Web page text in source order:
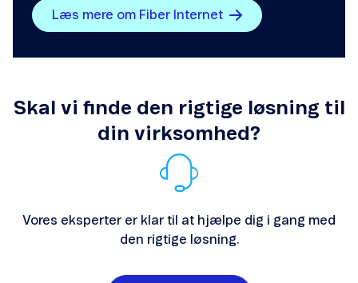
Læs mere om Fiber Internet
Skal vi finde den rigtige løsning til
din virksomhed?
Vores eksperter er klar til at hjælpe dig i gang med
den rigtige løsning.